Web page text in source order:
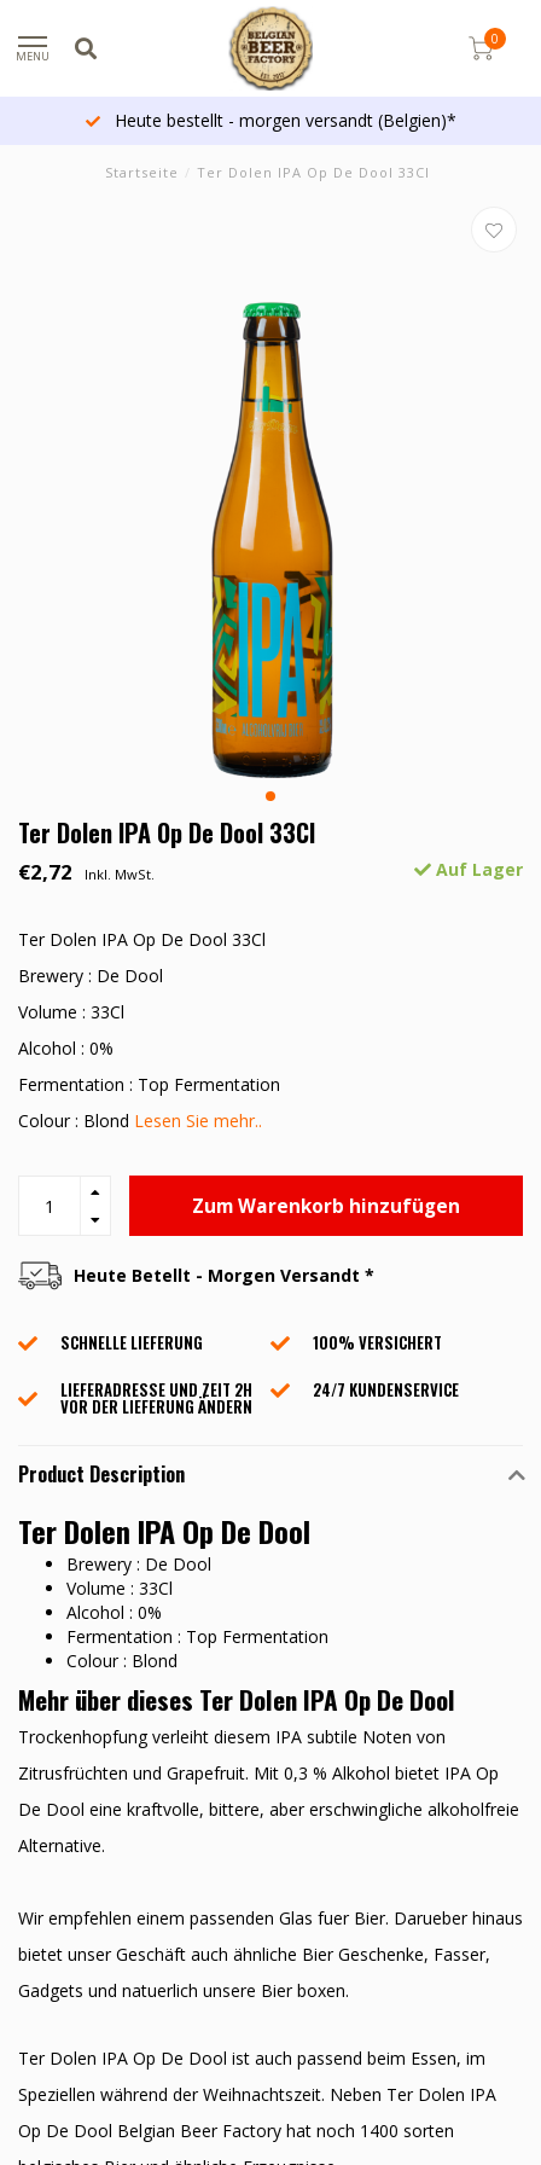
MENU
0
Heute bestellt - morgen versandt (Belgien)*
Startseite / Ter Dolen IPA Op De Dool 33Cl
Ter Dolen IPA Op De Dool 33Cl
€2,72 Inkl. MwSt. Auf Lager
Ter Dolen IPA Op De Dool 33Cl
Brewery : De Dool
Volume : 33Cl
Alcohol : 0%
Fermentation : Top Fermentation
Colour : Blond Lesen Sie mehr..
Zum Warenkorb hinzufügen
Heute Betellt - Morgen Versandt *
SCHNELLE LIEFERUNG
100% VERSICHERT
LIEFERADRESSE UND ZEIT 2H
VOR DER LIEFERUNG ÄNDERN
24/7 KUNDENSERVICE
Product Description
Ter Dolen IPA Op De Dool
Brewery : De Dool
Volume : 33Cl
Alcohol : 0%
Fermentation : Top Fermentation
Colour : Blond
Mehr über dieses Ter Dolen IPA Op De Dool
Trockenhopfung verleiht diesem IPA subtile Noten von
Zitrusfrüchten und Grapefruit. Mit 0,3 % Alkohol bietet IPA Op
De Dool eine kraftvolle, bittere, aber erschwingliche alkoholfreie
Alternative.
Wir empfehlen einem passenden Glas fuer Bier. Darueber hinaus
bietet unser Geschäft auch ähnliche Bier Geschenke, Fasser,
Gadgets und natuerlich unsere Bier boxen.
Ter Dolen IPA Op De Dool ist auch passend beim Essen, im
Speziellen während der Weihnachtszeit. Neben Ter Dolen IPA
Op De Dool Belgian Beer Factory hat noch 1400 sorten